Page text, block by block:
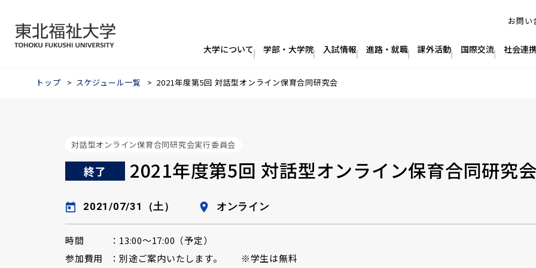
トップ スケジュール一覧 2021年度第5回 対話型オンライン保育合同研究会
対話型オンライン保育合同研究会実行委員会
終了 2021年度第5回 対話型オンライン保育合同研究
2021/07/31（土） オンライン
時間
13:00〜17:00（予定）
参加費用
別途ご案内いたします。 ※学生は無料